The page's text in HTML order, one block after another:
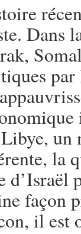
Dans
la
d’Israël
façon
il est